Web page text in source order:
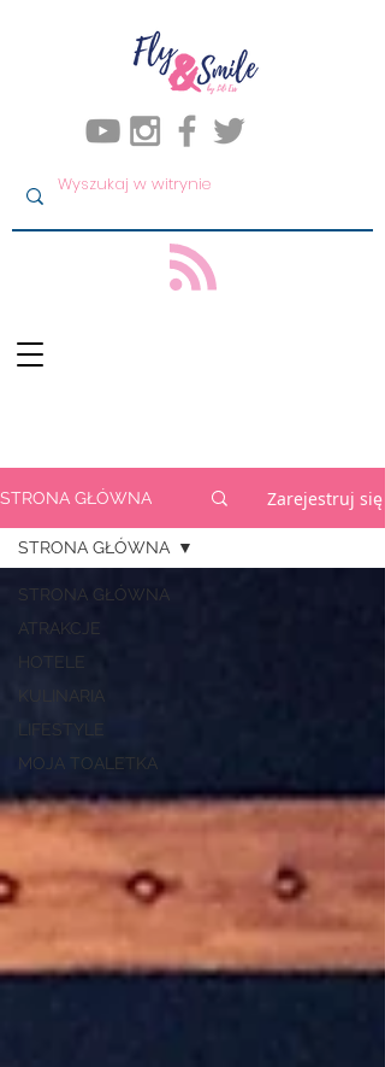
STRONA GŁÓWNA Zarejestruj się
STRONA GŁÓWNA
ATRAKCJE
HOTELE
KULINARIA
LIFESTYLE
MOJA TOALETKA
STRONA GŁÓWNA